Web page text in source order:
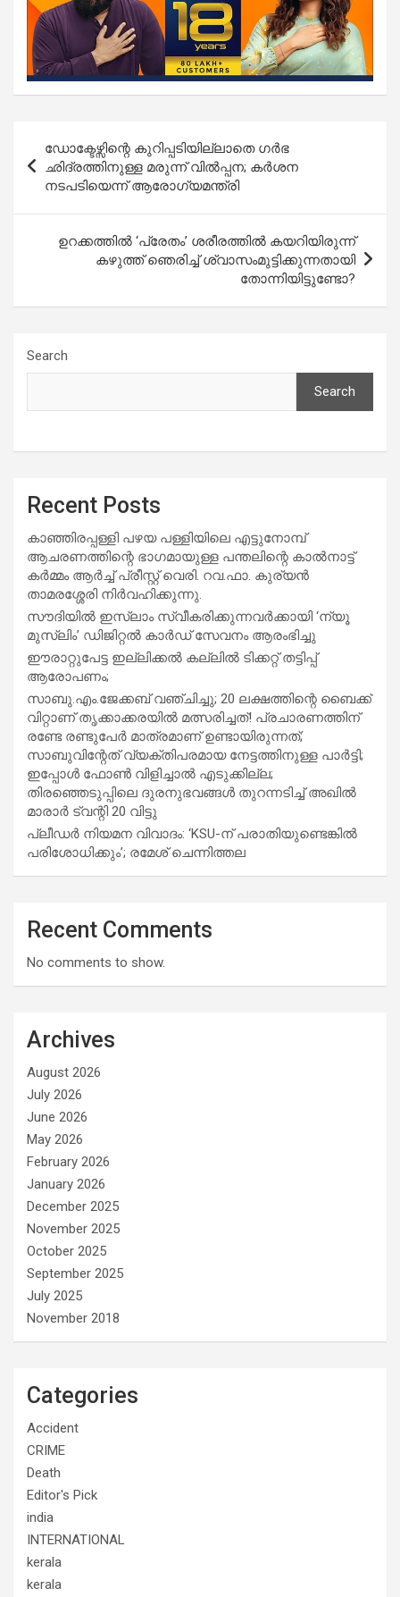
navigation
ഡോക്ടേഴ്സിന്റെ കുറിപ്പടിയില്ലാതെ ഗർഭ
ഛിദ്രത്തിനുള്ള മരുന്ന് വിൽപ്പന; കർശന
നടപടിയെന്ന് ആരോഗ്യമന്ത്രി
ഉറക്കത്തില്‍ ‘പ്രേതം’ ശരീരത്തില്‍ കയറിയിരുന്ന്
കഴുത്ത് ഞെരിച്ച് ശ്വാസംമുട്ടിക്കുന്നതായി
തോന്നിയിട്ടുണ്ടോ?
Search
Search
Recent Posts
കാഞ്ഞിരപ്പള്ളി പഴയ പള്ളിയിലെ എട്ടുനോമ്പ്
ആചരണത്തിന്റെ ഭാഗമായുള്ള പന്തലിന്റെ കാൽനാട്ട്
കർമ്മം ആർച്ച് പ്രീസ്റ്റ് വെരി. റവ.ഫാ. കുര്യൻ
താമരശ്ശേരി നിർവഹിക്കുന്നു.
സൗദിയില്‍ ഇസ്‌ലാം സ്വീകരിക്കുന്നവര്‍ക്കായി ‘ന്യൂ
മുസ്ലിം’ ഡിജിറ്റല്‍ കാര്‍ഡ് സേവനം ആരംഭിച്ചു
ഈരാറ്റുപേട്ട ഇല്ലിക്കൽ കല്ലിൽ ടിക്കറ്റ് തട്ടിപ്പ്
ആരോപണം;
സാബു.എം.ജേക്കബ് വഞ്ചിച്ചു; 20 ലക്ഷത്തിന്റെ ബൈക്ക്
വിറ്റാണ് തൃക്കാക്കരയില്‍ മത്സരിച്ചത്! പ്രചാരണത്തിന്
രണ്ടേ രണ്ടുപേര്‍ മാത്രമാണ് ഉണ്ടായിരുന്നത്;
സാബുവിന്റേത് വ്യക്തിപരമായ നേട്ടത്തിനുള്ള പാര്‍ട്ടി;
ഇപ്പോള്‍ ഫോണ്‍ വിളിച്ചാല്‍ എടുക്കില്ല;
തിരഞ്ഞെടുപ്പിലെ ദുരനുഭവങ്ങള്‍ തുറന്നടിച്ച് അഖില്‍
മാരാര്‍ ട്വന്റി 20 വിട്ടു
പ്ലീഡർ നിയമന വിവാദം: ‘KSU-ന് പരാതിയുണ്ടെങ്കിൽ
പരിശോധിക്കും’; രമേശ് ചെന്നിത്തല
Recent Comments
No comments to show.
Archives
August 2026
July 2026
June 2026
May 2026
February 2026
January 2026
December 2025
November 2025
October 2025
September 2025
July 2025
November 2018
Categories
Accident
CRIME
Death
Editor's Pick
india
INTERNATIONAL
kerala
kerala